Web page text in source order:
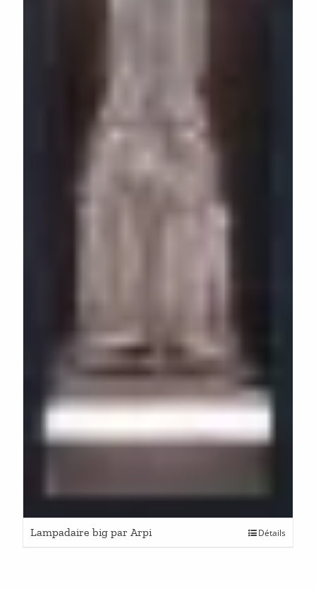
Lampadaire big par Arpi Détails